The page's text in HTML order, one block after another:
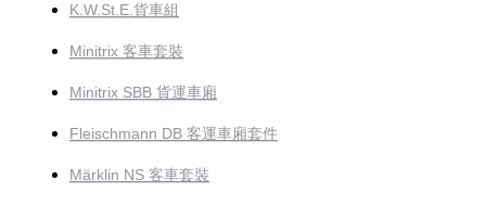
K.W.St.E.貨車組
Minitrix 客車套裝
Minitrix SBB 貨運車廂
Fleischmann DB 客運車廂套件
Märklin NS 客車套裝